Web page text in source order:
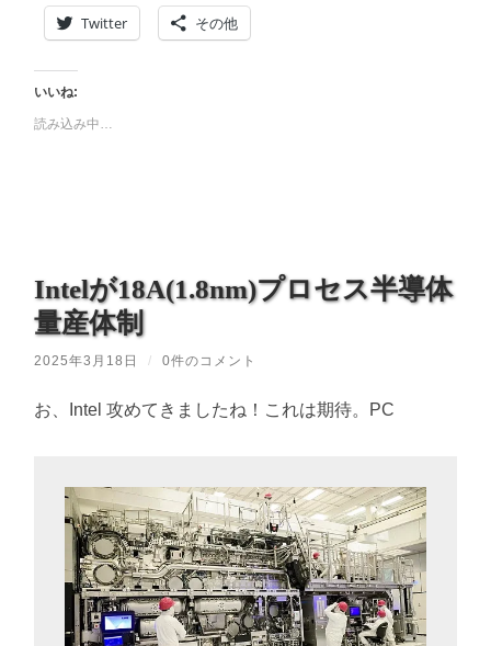
Twitter その他
いいね:
読み込み中…
Intelが18A(1.8nm)プロセス半導体
量産体制
2025年3月18日 / 0件のコメント
お、Intel 攻めてきましたね！これは期待。PC